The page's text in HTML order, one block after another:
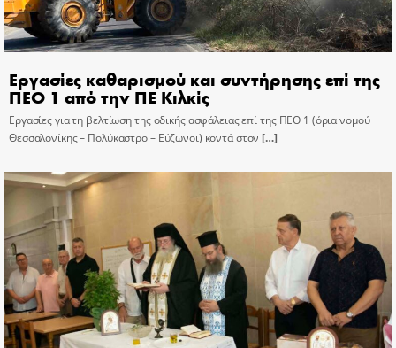
Εργασίες καθαρισμού και συντήρησης επί της
ΠΕΟ 1 από την ΠΕ Κιλκίς
Εργασίες για τη βελτίωση της οδικής ασφάλειας επί της ΠΕΟ 1 (όρια νομού
Θεσσαλονίκης – Πολύκαστρο – Εύζωνοι) κοντά στον […]